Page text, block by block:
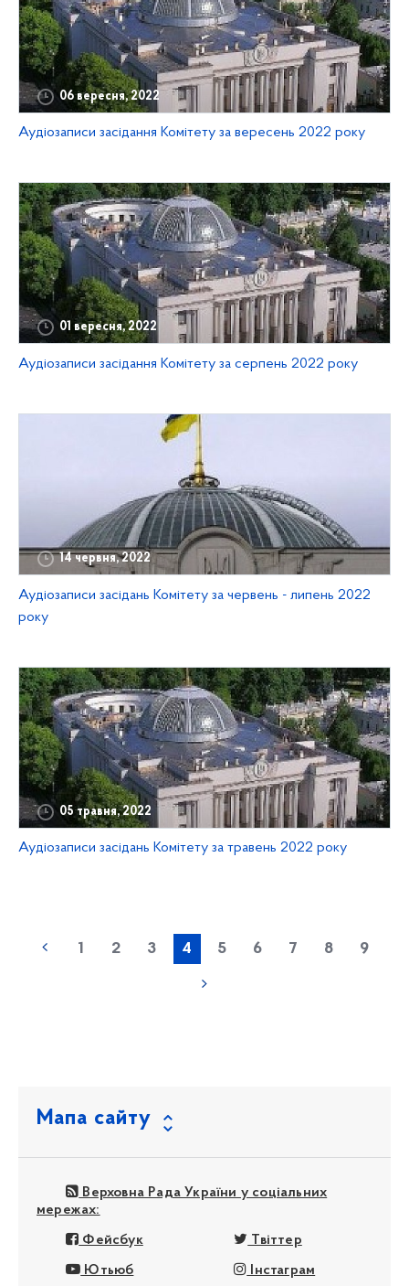
06 вересня, 2022
Аудіозаписи засідання Комітету за вересень 2022 року
01 вересня, 2022
Аудіозаписи засідання Комітету за серпень 2022 року
14 червня, 2022
Аудіозаписи засідань Комітету за червень - липень 2022
року
05 травня, 2022
Аудіозаписи засідань Комітету за травень 2022 року
1 2 3 4 5 6 7 8 9
Мапа сайту
Верховна Рада України у соціальних
мережах:
Фейсбук Твіттер
Ютьюб Інстаграм